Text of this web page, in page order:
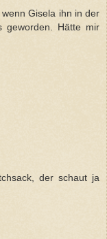
Gisela ihn in der
geworden. Hätte mir
der schaut ja